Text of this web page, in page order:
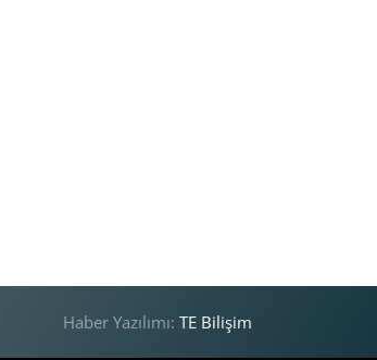
Haber Yazılımı:TE Bilişim